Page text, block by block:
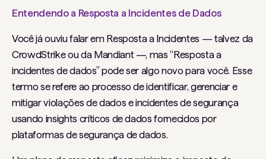
Entendendo a Resposta a Incidentes de Dados
Você já ouviu falar em Resposta a Incidentes — talvez da
CrowdStrike ou da Mandiant —, mas “Resposta a
incidentes de dados” pode ser algo novo para você. Esse
termo se refere ao processo de identificar, gerenciar e
mitigar violações de dados e incidentes de segurança
usando insights críticos de dados fornecidos por
plataformas de segurança de dados.